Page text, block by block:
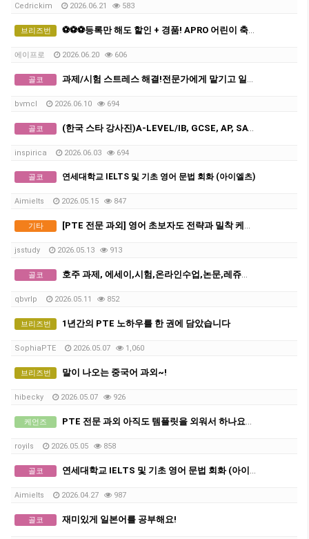
Cedrickim 2026.06.21 583
브리즈번 ⚽⚽⚽등록만 해도 할인 + 경품! APRO 어린이 축구 아카데미 5주년 특별 이벤트⚽⚽⚽
에이프로 2026.06.20 606
골코 과제/시험 스트레스 해결!전문가에게 맡기고 일과 공부에 집중하세요
bvmcl 2026.06.10 694
골코 (한국 스타 강사진)A-LEVEL/IB, GCSE, AP, SAT, GPA 전 교과 수업, 명문대 출신 강사진, 대치동 소재 INSPIRICA ACADEMY
inspirica 2026.06.03 694
골코 연세대학교 IELTS 및 기초 영어 문법 회화 (아이엘츠)
Aimielts 2026.05.15 847
기타 [PTE 전문 과외] 영어 초보자도 전략과 밀착 케어만 있으면 목표 점수 달성이 쉬워집니다.
jsstudy 2026.05.13 913
골코 호주 과제, 에세이,시험,온라인수업,논문,레쥬메 해결 - Solution
qbvrlp 2026.05.11 852
브리즈번 1년간의 PTE 노하우를 한 권에 담았습니다
SophiaPTE 2026.05.07 1,060
브리즈번 말이 나오는 중국어 과외~!
hibecky 2026.05.07 926
케언즈 PTE 전문 과외 아직도 템플릿을 외워서 하나요? (최신 채점기준을 반영한 단기간 고득점 전략은?)
royils 2026.05.05 858
골코 연세대학교 IELTS 및 기초 영어 문법 회화 (아이엘츠)
Aimielts 2026.04.27 987
골코 재미있게 일본어를 공부해요!